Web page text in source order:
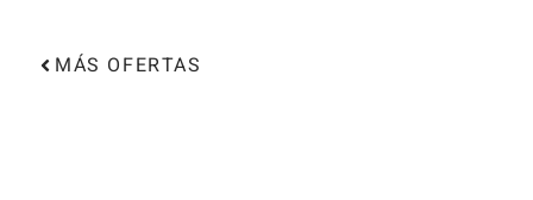
MÁS OFERTAS